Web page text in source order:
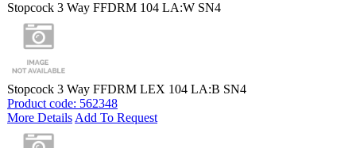
Stopcock 3 Way FFDRM 104 LA:W SN4
Stopcock 3 Way FFDRM LEX 104 LA:B SN4
Product code: 562348
More Details Add To Request